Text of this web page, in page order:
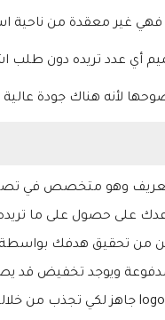
غير معقدة من ناحية
أي عدد تريده دون طلب
لأنه هناك جودة
وهو متخصص في
على حصول على ما
تحقيق هدفك بواسطة